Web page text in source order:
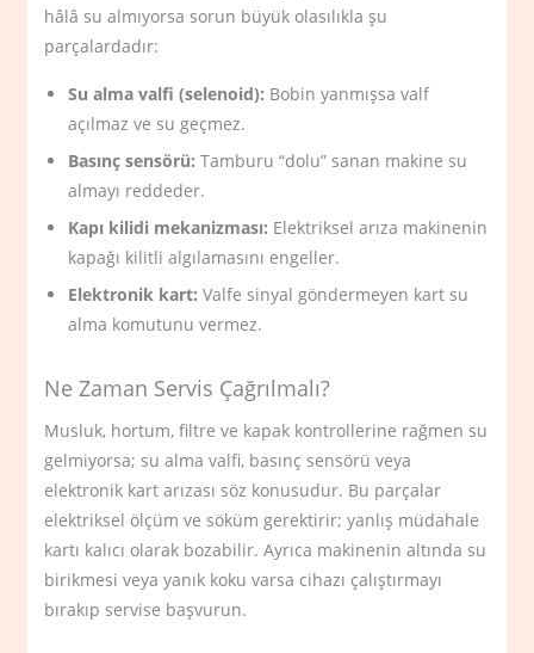
hâlâ su almıyorsa sorun büyük olasılıkla şu
parçalardadır:
Su alma valfi (selenoid): Bobin yanmışsa valf
açılmaz ve su geçmez.
Basınç sensörü: Tamburu “dolu” sanan makine su
almayı reddeder.
Kapı kilidi mekanizması: Elektriksel arıza makinenin
kapağı kilitli algılamasını engeller.
Elektronik kart: Valfe sinyal göndermeyen kart su
alma komutunu vermez.
Ne Zaman Servis Çağrılmalı?
Musluk, hortum, filtre ve kapak kontrollerine rağmen su
gelmiyorsa; su alma valfi, basınç sensörü veya
elektronik kart arızası söz konusudur. Bu parçalar
elektriksel ölçüm ve söküm gerektirir; yanlış müdahale
kartı kalıcı olarak bozabilir. Ayrıca makinenin altında su
birikmesi veya yanık koku varsa cihazı çalıştırmayı
bırakıp servise başvurun.